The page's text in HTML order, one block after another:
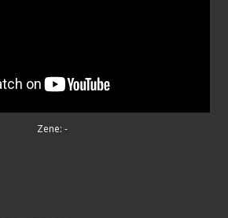
Zene: -